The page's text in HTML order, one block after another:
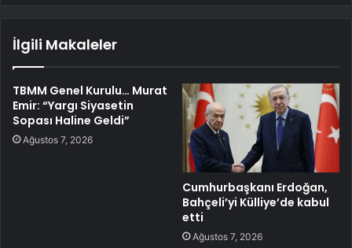
İlgili Makaleler
TBMM Genel Kurulu… Murat
Emir: “Yargı Siyasetin
Sopası Haline Geldi”
Ağustos 7, 2026
Cumhurbaşkanı Erdoğan,
Bahçeli’yi Külliye’de kabul
etti
Ağustos 7, 2026